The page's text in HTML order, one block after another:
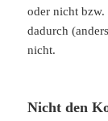
oder nicht
dadurch
nicht.
Nicht den